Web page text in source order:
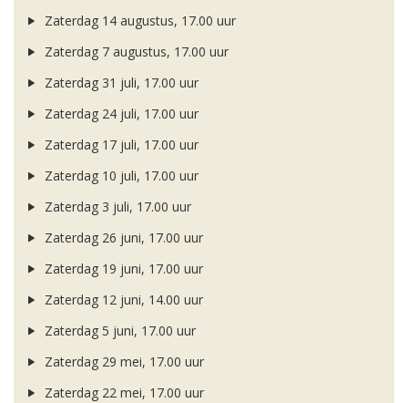
Zaterdag 14 augustus, 17.00 uur
Zaterdag 7 augustus, 17.00 uur
Zaterdag 31 juli, 17.00 uur
Zaterdag 24 juli, 17.00 uur
Zaterdag 17 juli, 17.00 uur
Zaterdag 10 juli, 17.00 uur
Zaterdag 3 juli, 17.00 uur
Zaterdag 26 juni, 17.00 uur
Zaterdag 19 juni, 17.00 uur
Zaterdag 12 juni, 14.00 uur
Zaterdag 5 juni, 17.00 uur
Zaterdag 29 mei, 17.00 uur
Zaterdag 22 mei, 17.00 uur